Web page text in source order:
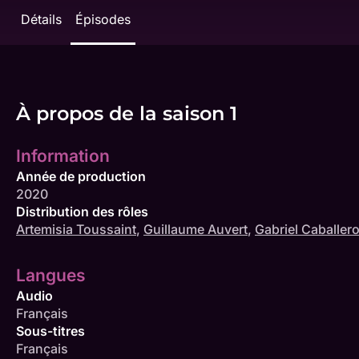
Détails Épisodes
À propos de la saison 1
Information
Année de production
2020
Distribution des rôles
Artemisia Toussaint, Guillaume Auvert, Gabriel Caballero
Langues
Audio
Français
Sous-titres
Français